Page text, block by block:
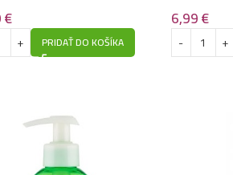
€
PRIDAŤ DO KOŠÍKA
6,99€